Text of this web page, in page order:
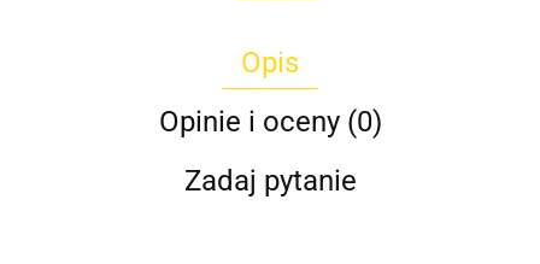
Opis
Opinie i oceny (0)
Zadaj pytanie